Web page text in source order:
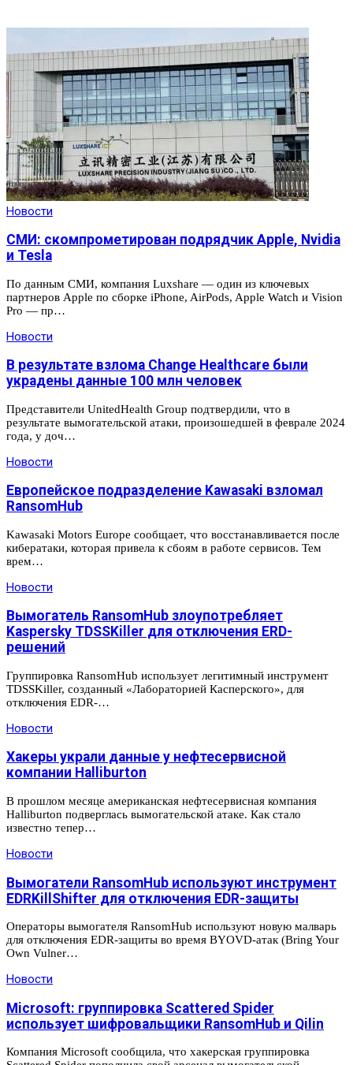
Новости
СМИ: скомпрометирован подрядчик Apple, Nvidia
и Tesla
По данным СМИ, компания Luxshare — один из ключевых
партнеров Apple по сборке iPhone, AirPods, Apple Watch и Vision
Pro — пр…
Новости
В результате взлома Change Healthcare были
украдены данные 100 млн человек
Представители UnitedHealth Group подтвердили, что в
результате вымогательской атаки, произошедшей в феврале 2024
года, у доч…
Новости
Европейское подразделение Kawasaki взломал
RansomHub
Kawasaki Motors Europe сообщает, что восстанавливается после
кибератаки, которая привела к сбоям в работе сервисов. Тем
врем…
Новости
Вымогатель RansomHub злоупотребляет
Kaspersky TDSSKiller для отключения ERD-
решений
Группировка RansomHub использует легитимный инструмент
TDSSKiller, созданный «Лабораторией Касперского», для
отключения EDR-…
Новости
Хакеры украли данные у нефтесервисной
компании Halliburton
В прошлом месяце американская нефтесервисная компания
Halliburton подверглась вымогательской атаке. Как стало
известно тепер…
Новости
Вымогатели RansomHub используют инструмент
EDRKillShifter для отключения EDR-защиты
Операторы вымогателя RansomHub используют новую малварь
для отключения EDR-защиты во время BYOVD-атак (Bring Your
Own Vulner…
Новости
Microsoft: группировка Scattered Spider
использует шифровальщики RansomHub и Qilin
Компания Microsoft сообщила, что хакерская группировка